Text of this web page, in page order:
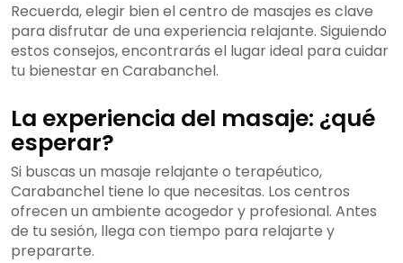
Recuerda, elegir bien el centro de masajes es clave
para disfrutar de una experiencia relajante. Siguiendo
estos consejos, encontrarás el lugar ideal para cuidar
tu bienestar en Carabanchel.
La experiencia del masaje: ¿qué
esperar?
Si buscas un masaje relajante o terapéutico,
Carabanchel tiene lo que necesitas. Los centros
ofrecen un ambiente acogedor y profesional. Antes
de tu sesión, llega con tiempo para relajarte y
prepararte.